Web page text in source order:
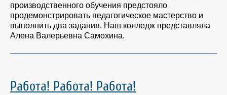
производственного обучения предстояло
продемонстрировать педагогическое мастерство и
выполнить два задания. Наш колледж представляла
Алена Валерьевна Самохина.
Работа! Работа! Работа!